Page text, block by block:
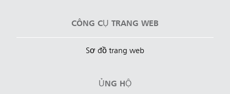
CÔNG CỤ TRANG WEB
Sơ đồ trang web
ỦNG HỘ